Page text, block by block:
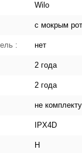
Wilo
с мокрым
: нет
2 года
2 года
не
IPX4D
H